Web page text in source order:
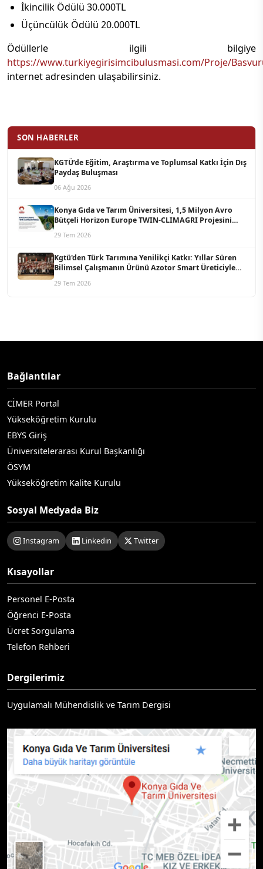
İkincilik Ödülü 30.000TL
Üçüncülük Ödülü 20.000TL
Ödüllerle ilgili bilgiye
https://www.turkiyegirisimcibulusmasi.com/Proje/
internet adresinden ulaşabilirsiniz.
SON HABERLER
KGTÜ’de Eğitim, Araştırma ve Toplumsal Katkı İçin Dış
Paydaş Buluşması
06 Ağu 2026
Konya Gıda ve Tarım Üniversitesi, 1,5 Milyon Avro
Bütçeli Horizon Europe TWIN-CLIMAGRI Projesini
29 Tem 2026
Kgtü'den Türk Tarımına Yenilikçi Katkı: Yıllar Süren
Bilimsel Çalışmanın Ürünü Azotor Smart Üreticiyle
29 Tem 2026
Bağlantılar
CİMER Portal
Yükseköğretim Kurulu
EBYS Giriş
Üniversitelerarası Kurul Başkanlığı
ÖSYM
Yükseköğretim Kalite Kurulu
Sosyal Medyada Biz
Instagram Linkedin Twitter
Kısayollar
Personel E-Posta
Öğrenci E-Posta
Ücret Sorgulama
Telefon Rehberi
Dergilerimiz
Uygulamalı Mühendislik ve Tarım Dergisi